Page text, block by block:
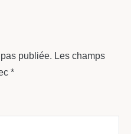
publiée. Les champs
*